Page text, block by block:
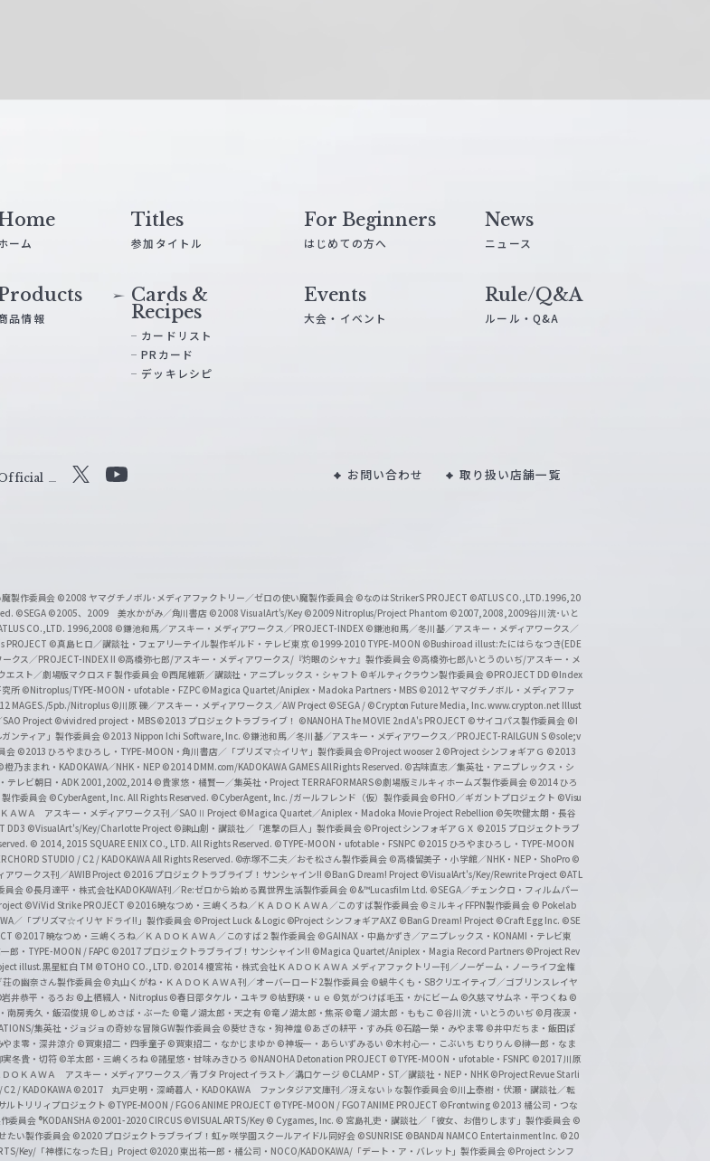
ーム
Titles
参加タイトル
For Beginners
はじめての方へ
News
ニュース
品情報
Cards &
Recipes
カードリスト
PRカード
デッキレシピ
Events
大会・イベント
Rule/Q&A
ルール・Q&A
b
e
O
f
f
i
c
i
a
l
C
h
a
n
n
e
l
お問い合わせ 取り扱い店舗一覧
製作委員会 ©2008 ヤマグチノボル･メディアファクトリー／ゼロの使い魔製作委員会 ©なのはStrikerS PROJECT ©ATLUS CO.,LTD.1996,20
©SEGA ©2005、2009 美水かがみ／角川書店 ©2008 VisualArt's/Key ©2009 Nitroplus/Project Phantom ©2007,2008,2009谷川流･いと
CO.,LTD. 1996,2008 ©鎌池和馬／アスキー・メディアワークス／PROJECT-INDEX ©鎌池和馬／冬川基／アスキー・メディアワークス／
PROJECT ©真島ヒロ／講談社・フェアリーテイル製作ギルド・テレビ東京 ©1999-2010 TYPE-MOON ©Bushiroad illust:たにはらなつき(EDE
クス／PROJECT-INDEX II ©高橋弥七郎/アスキー・メディアワークス/『灼眼のシャナ』製作委員会 ©高橋弥七郎/いとうのいぢ/アスキー・メ
スト／劇場版マクロスＦ製作委員会 ©西尾維新／講談社・アニプレックス・シャフト ©ギルティクラウン製作委員会 ©PROJECT DD ©Index
所 ©Nitroplus/TYPE-MOON・ufotable・FZPC ©Magica Quartet/Aniplex・Madoka Partners・MBS ©2012 ヤマグチノボル・メディアファ
MAGES./5pb./Nitroplus ©川原 礫／アスキー・メディアワークス／AW Project ©SEGA / ©Crypton Future Media, Inc. www.crypton.net Illust
Project ©vividred project・MBS ©2013 プロジェクトラブライブ！ ©NANOHA The MOVIE 2nd A's PROJECT ©サイコパス製作委員会 ©I
ンティア」製作委員会 ©2013 Nippon Ichi Software, Inc. ©鎌池和馬／冬川基／アスキー・メディアワークス／PROJECT-RAILGUN S ©sole;v
会 ©2013 ひろやまひろし・TYPE-MOON・角川書店／「プリズマ☆イリヤ」製作委員会©Project wooser 2 ©Project シンフォギアＧ ©2013
橙乃ままれ・KADOKAWA／NHK・NEP ©2014 DMM.com/KADOKAWA GAMES All Rights Reserved. ©古味直志／集英社・アニプレックス・シ
テレビ朝日・ADK 2001,2002,2014 ©貴家悠・橘賢一／集英社・Project TERRAFORMARS©劇場版ミルキィホームズ製作委員会 ©2014 ひろ
作委員会 ©CyberAgent, Inc. All Rights Reserved. ©CyberAgent, Inc. /ガールフレンド（仮）製作委員会©FHO／ギガントプロジェクト ©Visu
ＡＷＡ アスキー・メディアワークス刊／SAOⅡ Project ©Magica Quartet／Aniplex・Madoka Movie Project Rebellion ©矢吹健太朗・長谷
DD3 ©VisualArt's/Key/Charlotte Project ©諫山創・講談社／「進撃の巨人」製作委員会 ©Project シンフォギアＧＸ ©2015 プロジェクトラブ
© 2014, 2015 SQUARE ENIX CO., LTD. All Rights Reserved. ©TYPE-MOON・ufotable・FSNPC ©2015 ひろやまひろし・TYPE-MOON
STUDIO / C2 / KADOKAWA All Rights Reserved. ©赤塚不二夫／おそ松さん製作委員会 ©高橋留美子・小学館／NHK・NEP・ShoPro ©
ワークス刊／AWIB Project ©2016 プロジェクトラブライブ！サンシャイン!! ©BanG Dream! Project ©VisualArt's/Key/Rewrite Project ©ATL
員会 ©長月達平・株式会社KADOKAWA刊／Re:ゼロから始める異世界生活製作委員会 ©&™Lucasfilm Ltd. ©SEGA／チェンクロ・フィルムパー
©ViVid Strike PROJECT ©2016 暁なつめ・三嶋くろね／ＫＡＤＯＫＡＷＡ／このすば製作委員会 ©ミルキィFFPN製作委員会 © Pokelab
／「プリズマ☆イリヤ ドライ!!」製作委員会 ©Project Luck & Logic ©Project シンフォギアAXZ ©BanG Dream! Project ©Craft Egg Inc. ©SE
©2017 暁なつめ・三嶋くろね／ＫＡＤＯＫＡＷＡ／このすば２製作委員会 ©GAINAX・中島かずき／アニプレックス・KONAMI・テレビ東
郎・TYPE-MOON / FAPC ©2017 プロジェクトラブライブ！サンシャイン!! ©Magica Quartet/Aniplex・Magia Record Partners ©Project Rev
illust.黒星紅白 TM ©TOHO CO., LTD. ©2014 榎宮祐・株式会社ＫＡＤＯＫＡＷＡ メディアファクトリー刊／ノーゲーム・ノーライフ全権
の幽奈さん製作委員会©丸山くがね・ＫＡＤＯＫＡＷＡ刊／オーバーロード2製作委員会 ©蝸牛くも・SBクリエイティブ／ゴブリンスレイヤ
井恭平・るろお ©上栖綴人・Nitroplus ©春日部タケル・ユキヲ ©枯野瑛・ｕｅ ©気がつけば毛玉・かにビーム ©久慈マサムネ・平つくね ©
南房秀久・飯沼俊規 ©しめさば・ぶーた ©竜ノ湖太郎・天之有 ©竜ノ湖太郎・焦茶 ©竜ノ湖太郎・ももこ ©谷川流・いとうのいぢ ©月夜涙・
集英社・ジョジョの奇妙な冒険GW製作委員会 ©葵せきな・狗神煌 ©あざの耕平・すみ兵 ©石踏一榮・みやま零 ©井中だちま・飯田ぽ
ま零・深井涼介 ©賀東招二・四季童子 ©賀東招二・なかじまゆか ©神坂一・あらいずみるい ©木村心一・こぶいち むりりん ©榊一郎・なま
冬貴・切符 ©羊太郎・三嶋くろね ©諸星悠・甘味みきひろ ©NANOHA Detonation PROJECT ©TYPE-MOON・ufotable・FSNPC ©2017 川原
ＯＫＡＷＡ アスキー・メディアワークス／青ブタ Project イラスト／溝口ケージ ©CLAMP・ST／講談社・NEP・NHK ©Project Revue Starli
/ KADOKAWA ©2017 丸戸史明・深崎暮人・KADOKAWA ファンタジア文庫刊／冴えない♭な製作委員会©川上泰樹・伏瀬・講談社／転
ルトリリィプロジェクト ©TYPE-MOON / FGO6 ANIME PROJECT ©TYPE-MOON / FGO7 ANIME PROJECT ©Frontwing ©2013 橘公司・つな
委員会 ®KODANSHA ©2001-2020 CIRCUS ©VISUAL ARTS/Key © Cygames, Inc. © 宮島礼吏・講談社／「彼女、お借りします」製作委員会 ©
たい製作委員会 ©2020 プロジェクトラブライブ！虹ヶ咲学園スクールアイドル同好会 ©SUNRISE ©BANDAI NAMCO Entertainment Inc. ©20
Key/「神様になった日」Project ©2020 東出祐一郎・橘公司・NOCO/KADOKAWA/「デート・ア・バレット」製作委員会 ©Project シンフ